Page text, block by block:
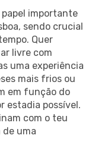
papel importante
sendo crucial
Quer
livre com
uma experiência
mais frios ou
em função do
estadia possível.
com o teu
uma